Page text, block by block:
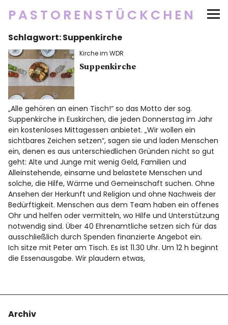
PASTORENSTÜCKCHEN
Startseite
Über
Social Media
Newsletter
Impressum/Datenschutz
TwitterRSSInstagramFacebookpinterest
flickr500px
Spotify
Schlagwort:Suppenkirche
Kirche im WDR
Suppenkirche
„Alle gehören an einen Tisch!“ so das Motto der sog.
Suppenkirche in Euskirchen, die jeden Donnerstag im Jahr
ein kostenloses Mittagessen anbietet. „Wir wollen ein
sichtbares Zeichen setzen“, sagen sie und laden Menschen
ein, denen es aus unterschiedlichen Gründen nicht so gut
geht: Alte und Junge mit wenig Geld, Familien und
Alleinstehende, einsame und belastete Menschen und
solche, die Hilfe, Wärme und Gemeinschaft suchen. Ohne
Ansehen der Herkunft und Religion und ohne Nachweis der
Bedürftigkeit. Menschen aus dem Team haben ein offenes
Ohr und helfen oder vermitteln, wo Hilfe und Unterstützung
notwendig sind. Über 40 Ehrenamtliche setzen sich für das
ausschließlich durch Spenden finanzierte Angebot ein.
Ich sitze mit Peter am Tisch. Es ist 11.30 Uhr. Um 12 h beginnt
die Essenausgabe. Wir plaudern etwas,
Archiv